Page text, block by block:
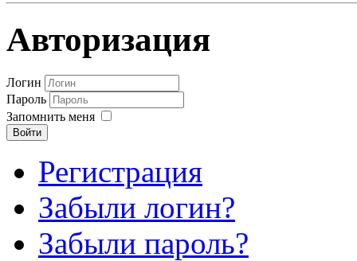
Авторизация
Логин
Пароль
Запомнить меня
Войти
Регистрация
Забыли логин?
Забыли пароль?